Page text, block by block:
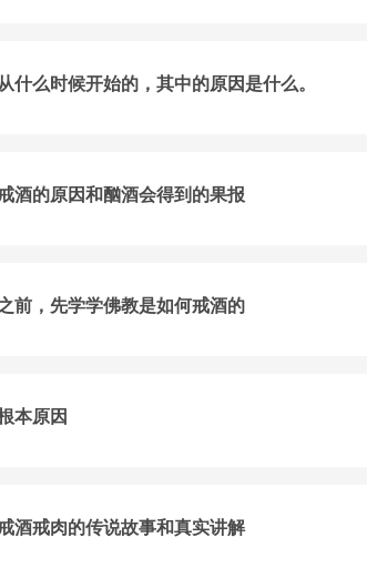
什么时候开始的，其中的原因是什么。
酒的原因和酗酒会得到的果报
前，先学学佛教是如何戒酒的
本原因
酒戒肉的传说故事和真实讲解